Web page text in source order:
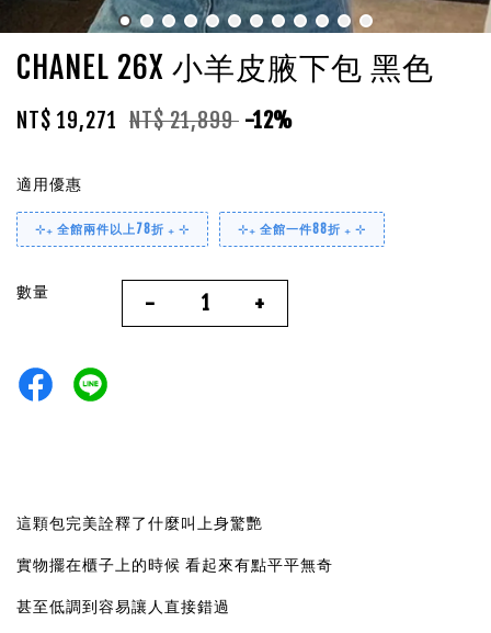
CHANEL 26X 小羊皮腋下包 黑色
NT$ 19,271 NT$ 21,899 -12%
適用優惠
⊹₊ 全館兩件以上78折 ₊ ⊹ ⊹₊ 全館一件88折 ₊ ⊹
數量 - +
這顆包完美詮釋了什麼叫上身驚艷
實物擺在櫃子上的時候 看起來有點平平無奇
甚至低調到容易讓人直接錯過